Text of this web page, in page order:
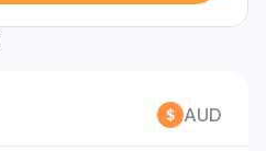
AUD